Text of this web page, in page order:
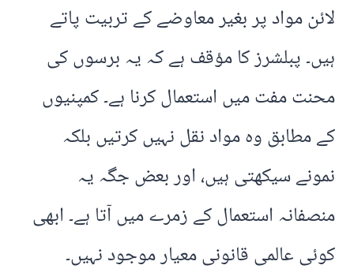
لائن مواد پر بغیر معاوضے کے تربیت پاتے
ہیں۔ پبلشرز کا مؤقف ہے کہ یہ برسوں کی
محنت مفت میں استعمال کرنا ہے۔ کمپنیوں
کے مطابق وہ مواد نقل نہیں کرتیں بلکہ
نمونے سیکھتی ہیں، اور بعض جگہ یہ
منصفانہ استعمال کے زمرے میں آتا ہے۔ ابھی
کوئی عالمی قانونی معیار موجود نہیں۔